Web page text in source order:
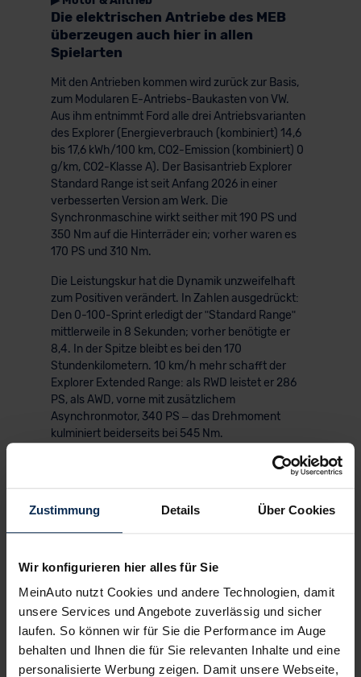
Zustimmung Details Über Cookies
Wir konfigurieren hier alles für Sie
MeinAuto nutzt Cookies und andere Technologien, damit
unsere Services und Angebote zuverlässig und sicher
laufen. So können wir für Sie die Performance im Auge
behalten und Ihnen die für Sie relevanten Inhalte und eine
personalisierte Werbung zeigen. Damit unsere Webseite,
Die elektrischen Antriebe des MEB
überzeugen auch hier in allen
Spielarten
Mit den Antrieben kommen wird zurück zur Basis,
zum Modularen E-Antriebs-Baukasten von VW.
Aus ihm entnimmt Ford alle drei Antriebsvarianten
des Explorer (Energieverbrauch (kombiniert) 14,6
bis 17,6 kWh/100 km, CO2-Emission (kombiniert) 0
g/km, CO2-Klasse A). Der Basisantrieb Explorer
Standard Range ist seit Anfang 2026 in einer
verbesserten Version am Werk. Die
Synchronmaschine wirkt seither mit 190 PS und
350 Nm auf die Hinterräder ein; vorher waren es
170 PS und 310 Nm.
Die Leistungskur hat die Dynamik unzweifelhaft
zum Positiven verändert. In Zahlen ausgedrückt:
Den 0-100-Sprint erledigt der ʺStandard Rangeʺ
mittlerweile in 8 Sekunden; vorher benötigte er
8,4. In der Spitze bleibt es bei den 170
Stundenkilometern. 10 km/h mehr schafft der
Explorer Extended Range: als RWD leistet er 286
PS, als AWD, vorne mit zusätzlichem
Asynchronmotor, 340 PS – das Drehmoment
kulminiert beiderseits bei 545 Nm.
© Ford
▶ Komfort & Fahrgefühl